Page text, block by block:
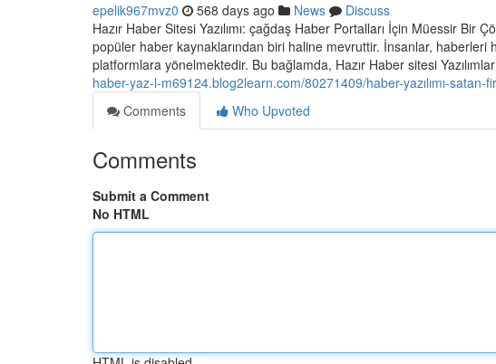
epelik967mvz0 568 days ago News
Discuss
Hazır Haber Sitesi Yazılımı: çağdaş Haber Portalları İçin Müessir Bir
popüler haber kaynaklarından biri haline mevruttir. İnsanlar, haberleri
platformlara yönelmektedir. Bu bağlamda, Hazır Haber sitesi
haber-yaz-l-m69124.blog2learn.com/80271409/haber-yazılımı-satan-
Comments
Who Upvoted
Comments
Submit a Comment
No HTML